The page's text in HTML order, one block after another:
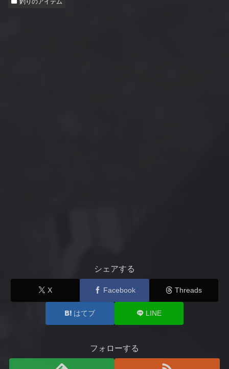
釣りのアイテム
シェアする
X Facebook Threads
はてブ LINE
フォローする